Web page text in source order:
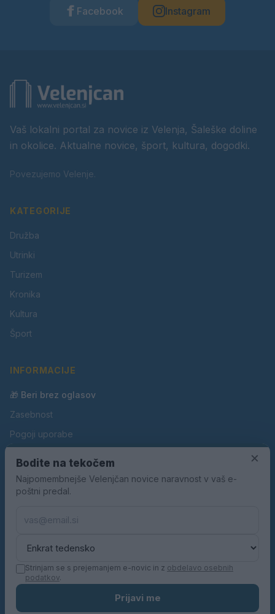
Facebook Instagram
Vaš lokalni portal za novice iz Velenja, Šaleške doline
in okolice. Aktualne novice, šport, kultura, dogodki.
Povezujemo Velenje.
KATEGORIJE
Družba
Utrinki
Turizem
Kronika
Kultura
Šport
INFORMACIJE
🎁 Beri brez oglasov
Zasebnost
Pogoji uporabe
Oglaševanje
Kontakt
×
Bodite na tekočem
Najpomembnejše Velenjčan novice naravnost v vaš e-
poštni predal.
Strinjam se s prejemanjem e-novic in z obdelavo osebnih
podatkov.
Prijavi me